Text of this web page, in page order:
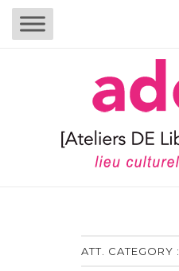
Skip
ATT. CATEGORY :